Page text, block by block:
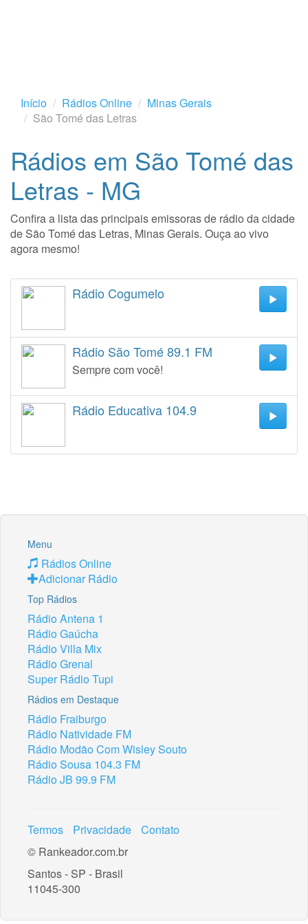
Início Rádios Online
Minas Gerais
São Tomé das Letras
Rádios em São Tomé das
Letras - MG
Confira a lista das principais emissoras de rádio da cidade
de São Tomé das Letras, Minas Gerais. Ouça ao vivo
agora mesmo!
Rádio Cogumelo
Rádio São Tomé 89.1 FM
Sempre com você!
Rádio Educativa 104.9
Menu
Rádios Online
Adicionar Rádio
Top Rádios
Rádio Antena 1
Rádio Gaúcha
Rádio Villa Mix
Rádio Grenal
Super Rádio Tupi
Rádios em Destaque
Rádio Fraiburgo
Rádio Natividade FM
Rádio Modão Com Wisley Souto
Rádio Sousa 104.3 FM
Rádio JB 99.9 FM
Termos Privacidade
Contato
© Rankeador.com.br
Santos - SP - Brasil
11045-300